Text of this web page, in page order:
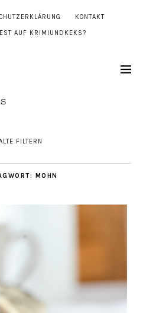
KONTAKT
AUF KRIMIUNDKEKS?
FILTERN
MOHN